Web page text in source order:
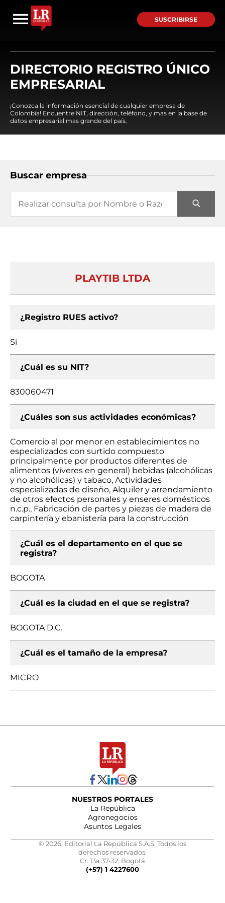
SUSCRIBIRSE
DIRECTORIO REGISTRO ÚNICO
EMPRESARIAL
¡Conozca la información esencial de cualquier empresa de
Colombia! Encuentre NIT, dirección, teléfono, y mas en la base de
datos empresarial mas grande del país.
Buscar empresa
PLAYTIB LTDA
¿Registro RUES activo?
Si
¿Cuál es su NIT?
830060471
¿Cuáles son sus actividades económicas?
Comercio al por menor en establecimientos no
especializados con surtido compuesto
principalmente por productos diferentes de
alimentos (víveres en general) bebidas (alcohólicas
y no alcohólicas) y tabaco, Actividades
especializadas de diseño, Alquiler y arrendamiento
de otros efectos personales y enseres domésticos
n.c.p., Fabricación de partes y piezas de madera de
carpintería y ebanistería para la construcción
¿Cuál es el departamento en el que se
registra?
BOGOTA
¿Cuál es la ciudad en el que se registra?
BOGOTA D.C.
¿Cuál es el tamaño de la empresa?
MICRO
NUESTROS PORTALES
La República
Agronegocios
Asuntos Legales
© 2026, Editorial La República S.A.S. Todos los
derechos reservados.
Cr. 13a 37-32, Bogotá
(+57) 1 4227600